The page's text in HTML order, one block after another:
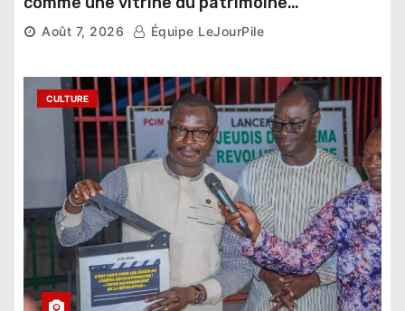
pharaonique auprès des dirigeants
étrangers
Août 7, 2026 Équipe LeJourPile
CULTURE